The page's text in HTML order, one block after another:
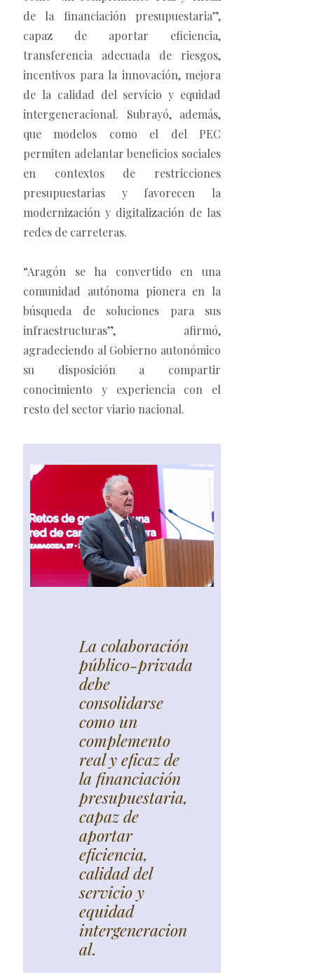
de la financiación presupuestaria”,
capaz de aportar eficiencia,
transferencia adecuada de riesgos,
incentivos para la innovación, mejora
de la calidad del servicio y equidad
intergeneracional. Subrayó, además,
que modelos como el del PEC
permiten adelantar beneficios sociales
en contextos de restricciones
presupuestarias y favorecen la
modernización y digitalización de las
redes de carreteras.
“Aragón se ha convertido en una
comunidad autónoma pionera en la
búsqueda de soluciones para sus
infraestructuras”, afirmó,
agradeciendo al Gobierno autonómico
su disposición a compartir
conocimiento y experiencia con el
resto del sector viario nacional.
La colaboración
público-privada
debe
consolidarse
como un
complemento
real y eficaz de
la financiación
presupuestaria,
capaz de
aportar
eficiencia,
calidad del
servicio y
equidad
intergeneracion
al.